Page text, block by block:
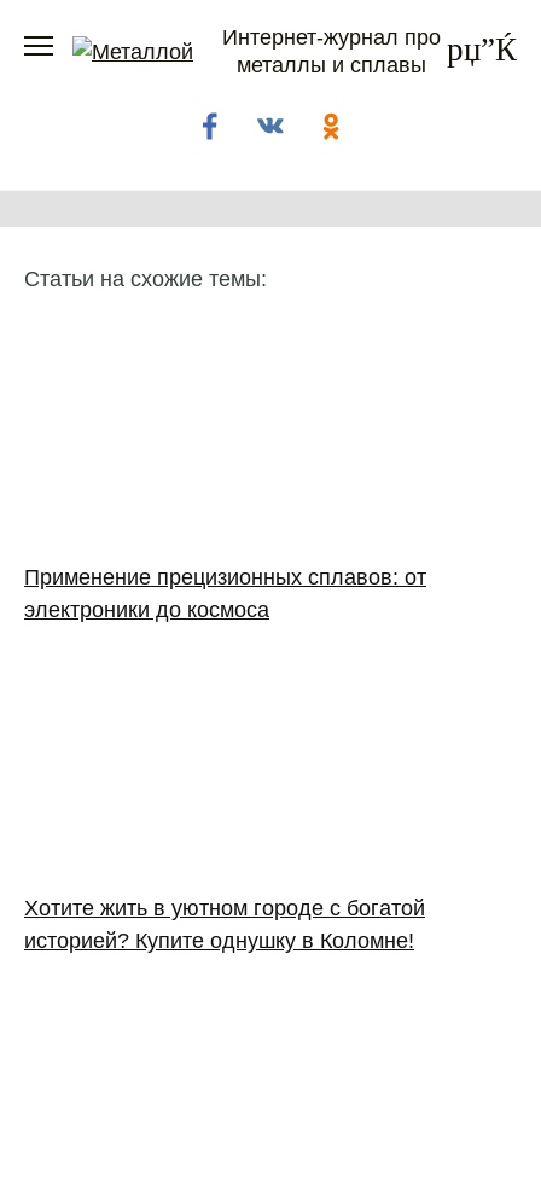
Интернет-журнал про
металлы и сплавы
Статьи на схожие темы:
Применение прецизионных сплавов: от
электроники до космоса
Хотите жить в уютном городе с богатой
историей? Купите однушку в Коломне!